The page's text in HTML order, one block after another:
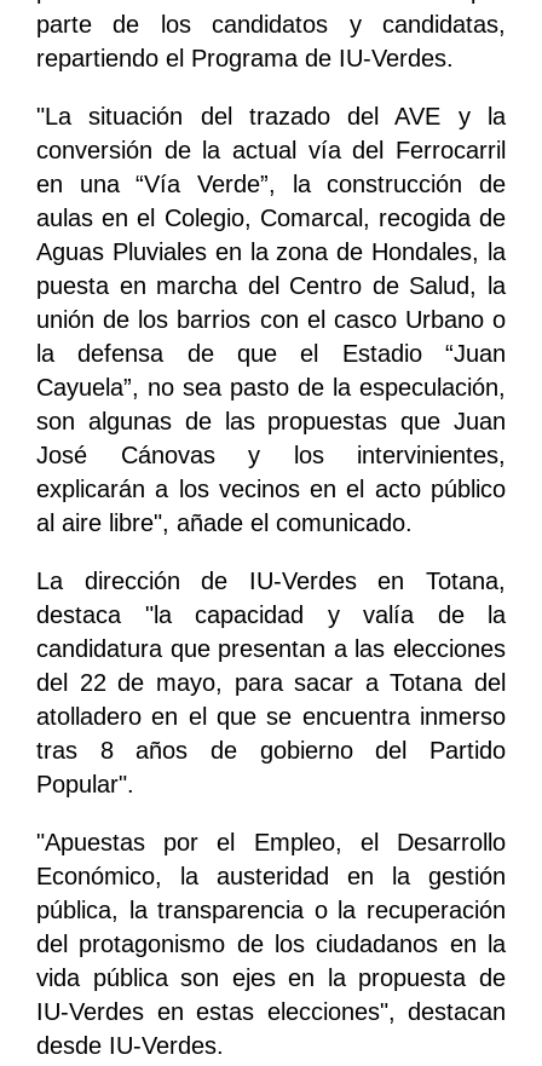
parte de los candidatos y candidatas,
repartiendo el Programa de IU-Verdes.
"La situación del trazado del AVE y la
conversión de la actual vía del Ferrocarril
en una “Vía Verde”, la construcción de
aulas en el Colegio, Comarcal, recogida de
Aguas Pluviales en la zona de Hondales, la
puesta en marcha del Centro de Salud, la
unión de los barrios con el casco Urbano o
la defensa de que el Estadio “Juan
Cayuela”, no sea pasto de la especulación,
son algunas de las propuestas que Juan
José Cánovas y los intervinientes,
explicarán a los vecinos en el acto público
al aire libre", añade el comunicado.
La dirección de IU-Verdes en Totana,
destaca "la capacidad y valía de la
candidatura que presentan a las elecciones
del 22 de mayo, para sacar a Totana del
atolladero en el que se encuentra inmerso
tras 8 años de gobierno del Partido
Popular".
"Apuestas por el Empleo, el Desarrollo
Económico, la austeridad en la gestión
pública, la transparencia o la recuperación
del protagonismo de los ciudadanos en la
vida pública son ejes en la propuesta de
IU-Verdes en estas elecciones", destacan
desde IU-Verdes.